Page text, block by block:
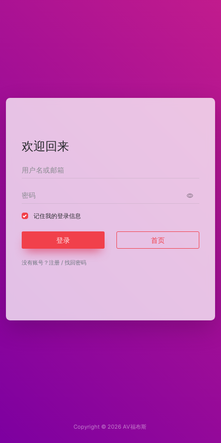
欢迎回来
记住我的登录信息
登录 首页
没有账号？ 注册 / 找回密码
Copyright © 2026 AV福布斯